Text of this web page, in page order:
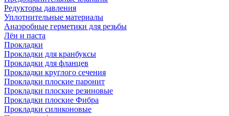
Редукторы давления
Уплотнительные материалы
Анаэробные герметики для резьбы
Лён и паста
Прокладки
Прокладки для кранбуксы
Прокладки для фланцев
Прокладки круглого сечения
Прокладки плоские паронит
Прокладки плоские резиновые
Прокладки плоские Фибра
Прокладки силиконовые